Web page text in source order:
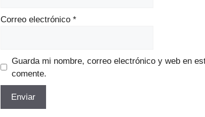
Correo electrónico *
Guarda mi nombre, correo electrónico y web en
comente.